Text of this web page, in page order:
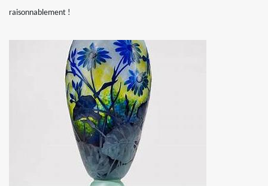
raisonnablement !